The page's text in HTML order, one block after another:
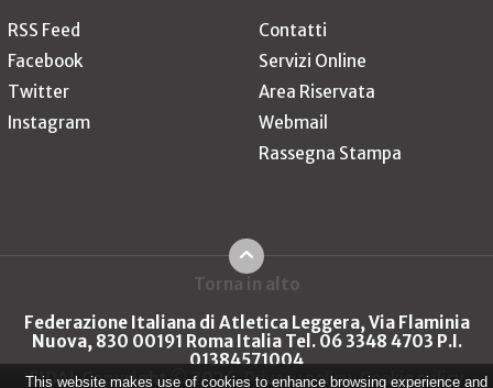
RSS Feed
Facebook
Twitter
Instagram
Contatti
Servizi Online
Area Riservata
Webmail
Rassegna Stampa
Torna in alto
Federazione Italiana di Atletica Leggera, Via Flaminia
Nuova, 830 00191 Roma Italia Tel. 06 3348 4703 P.I.
01384571004
FIDAL Copyright © 2026 Privacy policy Cookie policy
This website makes use of cookies to enhance browsing experience and